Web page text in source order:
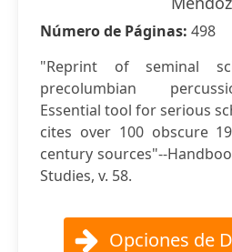
Número de Páginas: 498
"Reprint of seminal
precolumbian
Essential tool for serious
cites over 100 obscure
century sources"--
Studies, v. 58.
Opciones de